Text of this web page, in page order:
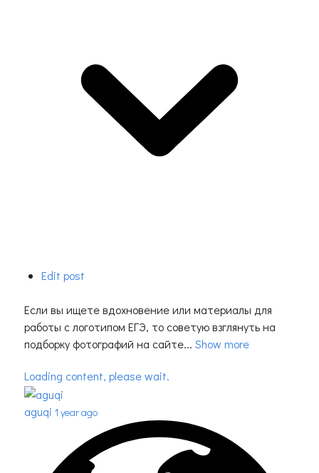
Edit post
Если вы ищете вдохновение или материалы для
работы с логотипом ЕГЭ, то советую взглянуть на
подборку фотографий на сайте... Show more
Loading content, please wait.
aguqi 1 year ago